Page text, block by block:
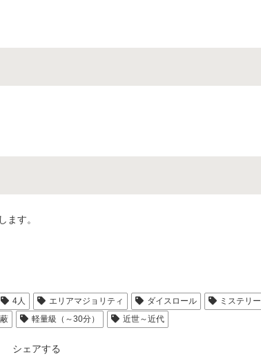
ます。
4人 エリアマジョリティ ダイスロール
ミステリー
軽量級（～30分） 近世～近代
シェアする